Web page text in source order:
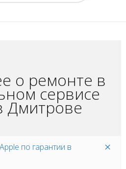
о ремонте в
сервисе
Дмитрове
по гарантии в